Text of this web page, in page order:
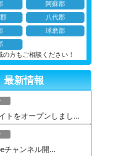
阿蘇郡
八代郡
球磨郡
の方もご相談ください！
最新情報
トをオープンしまし...
チャンネル開...